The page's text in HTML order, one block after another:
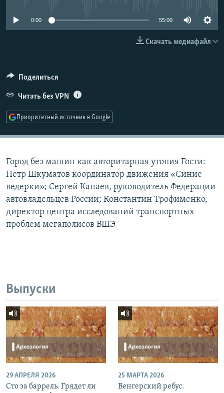
Все сайты РСЕ/РС
0:00 55:00
Скачать медиафайл
Поделиться
Читать без VPN
Приоритетный источник в Google
Город без машин как авторитарная утопия Гости:
Петр Шкуматов координатор движения «Синие
ведерки»; Сергей Канаев, руководитель Федерации
автовладельцев России; Константин Трофименко,
директор центра исследований транспортных
проблем мегаполисов ВШЭ
Выпуски
29 АПРЕЛЯ 2026
Сто за баррель. Грядет ли
25 МАРТА 2026
Венгерский ребус.